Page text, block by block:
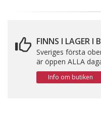
FINNS I LAGER I
Sveriges första
är öppen ALLA
Info om butiken